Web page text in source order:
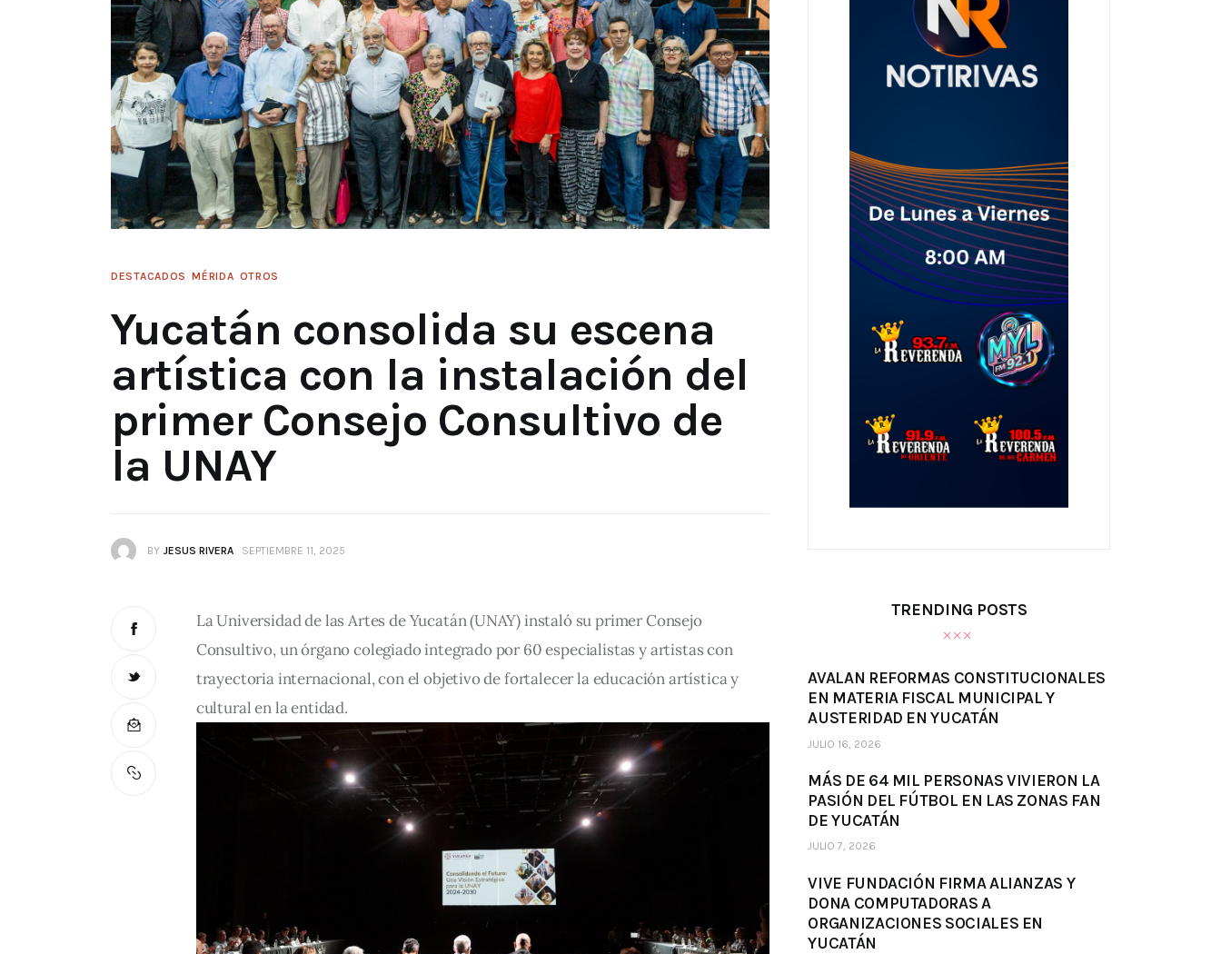
DESTACADOS MÉRIDA OTROS
Yucatán consolida su escena
artística con la instalación del
primer Consejo Consultivo de
la UNAY
BY JESUS RIVERA SEPTIEMBRE 11, 2025
La Universidad de las Artes de Yucatán (UNAY) instaló su primer Consejo
Consultivo, un órgano colegiado integrado por 60 especialistas y artistas con
trayectoria internacional, con el objetivo de fortalecer la educación artística y
cultural en la entidad.
TRENDING POSTS
AVALAN REFORMAS CONSTITUCIONALES
EN MATERIA FISCAL MUNICIPAL Y
AUSTERIDAD EN YUCATÁN
JULIO 16, 2026
MÁS DE 64 MIL PERSONAS VIVIERON LA
PASIÓN DEL FÚTBOL EN LAS ZONAS FAN
DE YUCATÁN
JULIO 7, 2026
VIVE FUNDACIÓN FIRMA ALIANZAS Y
DONA COMPUTADORAS A
ORGANIZACIONES SOCIALES EN
YUCATÁN